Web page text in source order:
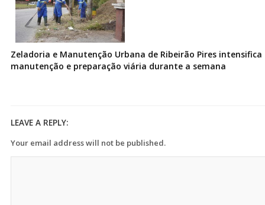
Zeladoria e Manutenção Urbana de Ribeirão Pires intensifica
manutenção e preparação viária durante a semana
LEAVE A REPLY:
Your email address will not be published.